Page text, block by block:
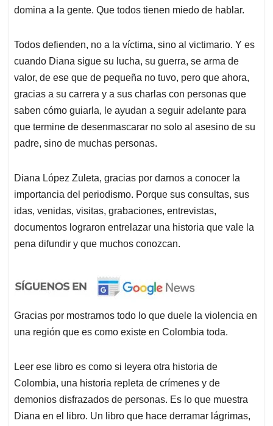
domina a la gente. Que todos tienen miedo de hablar.
Todos defienden, no a la víctima, sino al victimario. Y es
cuando Diana sigue su lucha, su guerra, se arma de
valor, de ese que de pequeña no tuvo, pero que ahora,
gracias a su carrera y a sus charlas con personas que
saben cómo guiarla, le ayudan a seguir adelante para
que termine de desenmascarar no solo al asesino de su
padre, sino de muchas personas.
Diana López Zuleta, gracias por darnos a conocer la
importancia del periodismo. Porque sus consultas, sus
idas, venidas, visitas, grabaciones, entrevistas,
documentos lograron entrelazar una historia que vale la
pena difundir y que muchos conozcan.
Gracias por mostrarnos todo lo que duele la violencia en
una región que es como existe en Colombia toda.
Leer ese libro es como si leyera otra historia de
Colombia, una historia repleta de crímenes y de
demonios disfrazados de personas. Es lo que muestra
Diana en el libro. Un libro que hace derramar lágrimas,